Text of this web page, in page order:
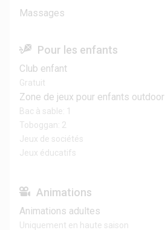
Massages
Pour les enfants
Club enfant
Gratuit
Zone de jeux pour enfants outdoor
Bac à sable: 1
Toboggan: 2
Jeux de sociétés
Jeux éducatifs
Animations
Animations adultes
Uniquement en haute saison